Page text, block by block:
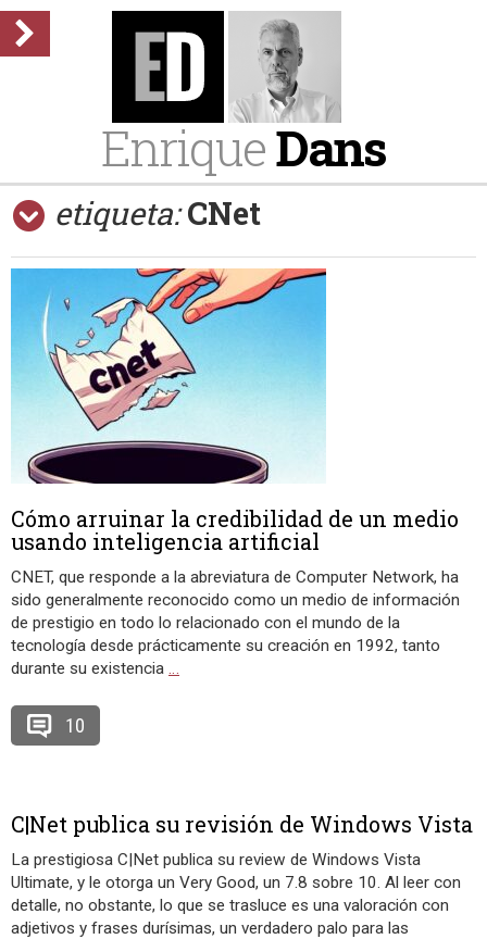
EnriqueDans
etiqueta: CNet
Cómo arruinar la credibilidad de un medio
usando inteligencia artificial
CNET, que responde a la abreviatura de Computer Network, ha
sido generalmente reconocido como un medio de información
de prestigio en todo lo relacionado con el mundo de la
tecnología desde prácticamente su creación en 1992, tanto
durante su existencia …
10
C|Net publica su revisión de Windows Vista
La prestigiosa C|Net publica su review de Windows Vista
Ultimate, y le otorga un Very Good, un 7.8 sobre 10. Al leer con
detalle, no obstante, lo que se trasluce es una valoración con
adjetivos y frases durísimas, un verdadero palo para las